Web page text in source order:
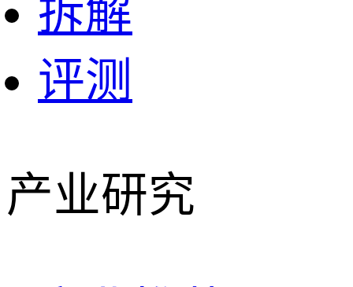
拆解
评测
产业研究